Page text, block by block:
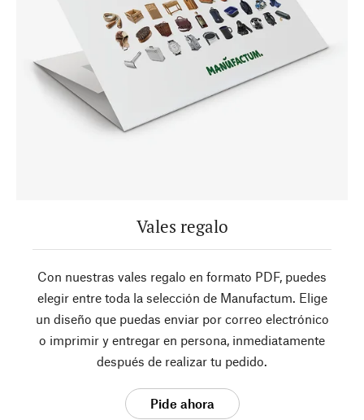
Vales regalo
Con nuestras vales regalo en formato PDF, puedes
elegir entre toda la selección de Manufactum. Elige
un diseño que puedas enviar por correo electrónico
o imprimir y entregar en persona, inmediatamente
después de realizar tu pedido.
Pide ahora